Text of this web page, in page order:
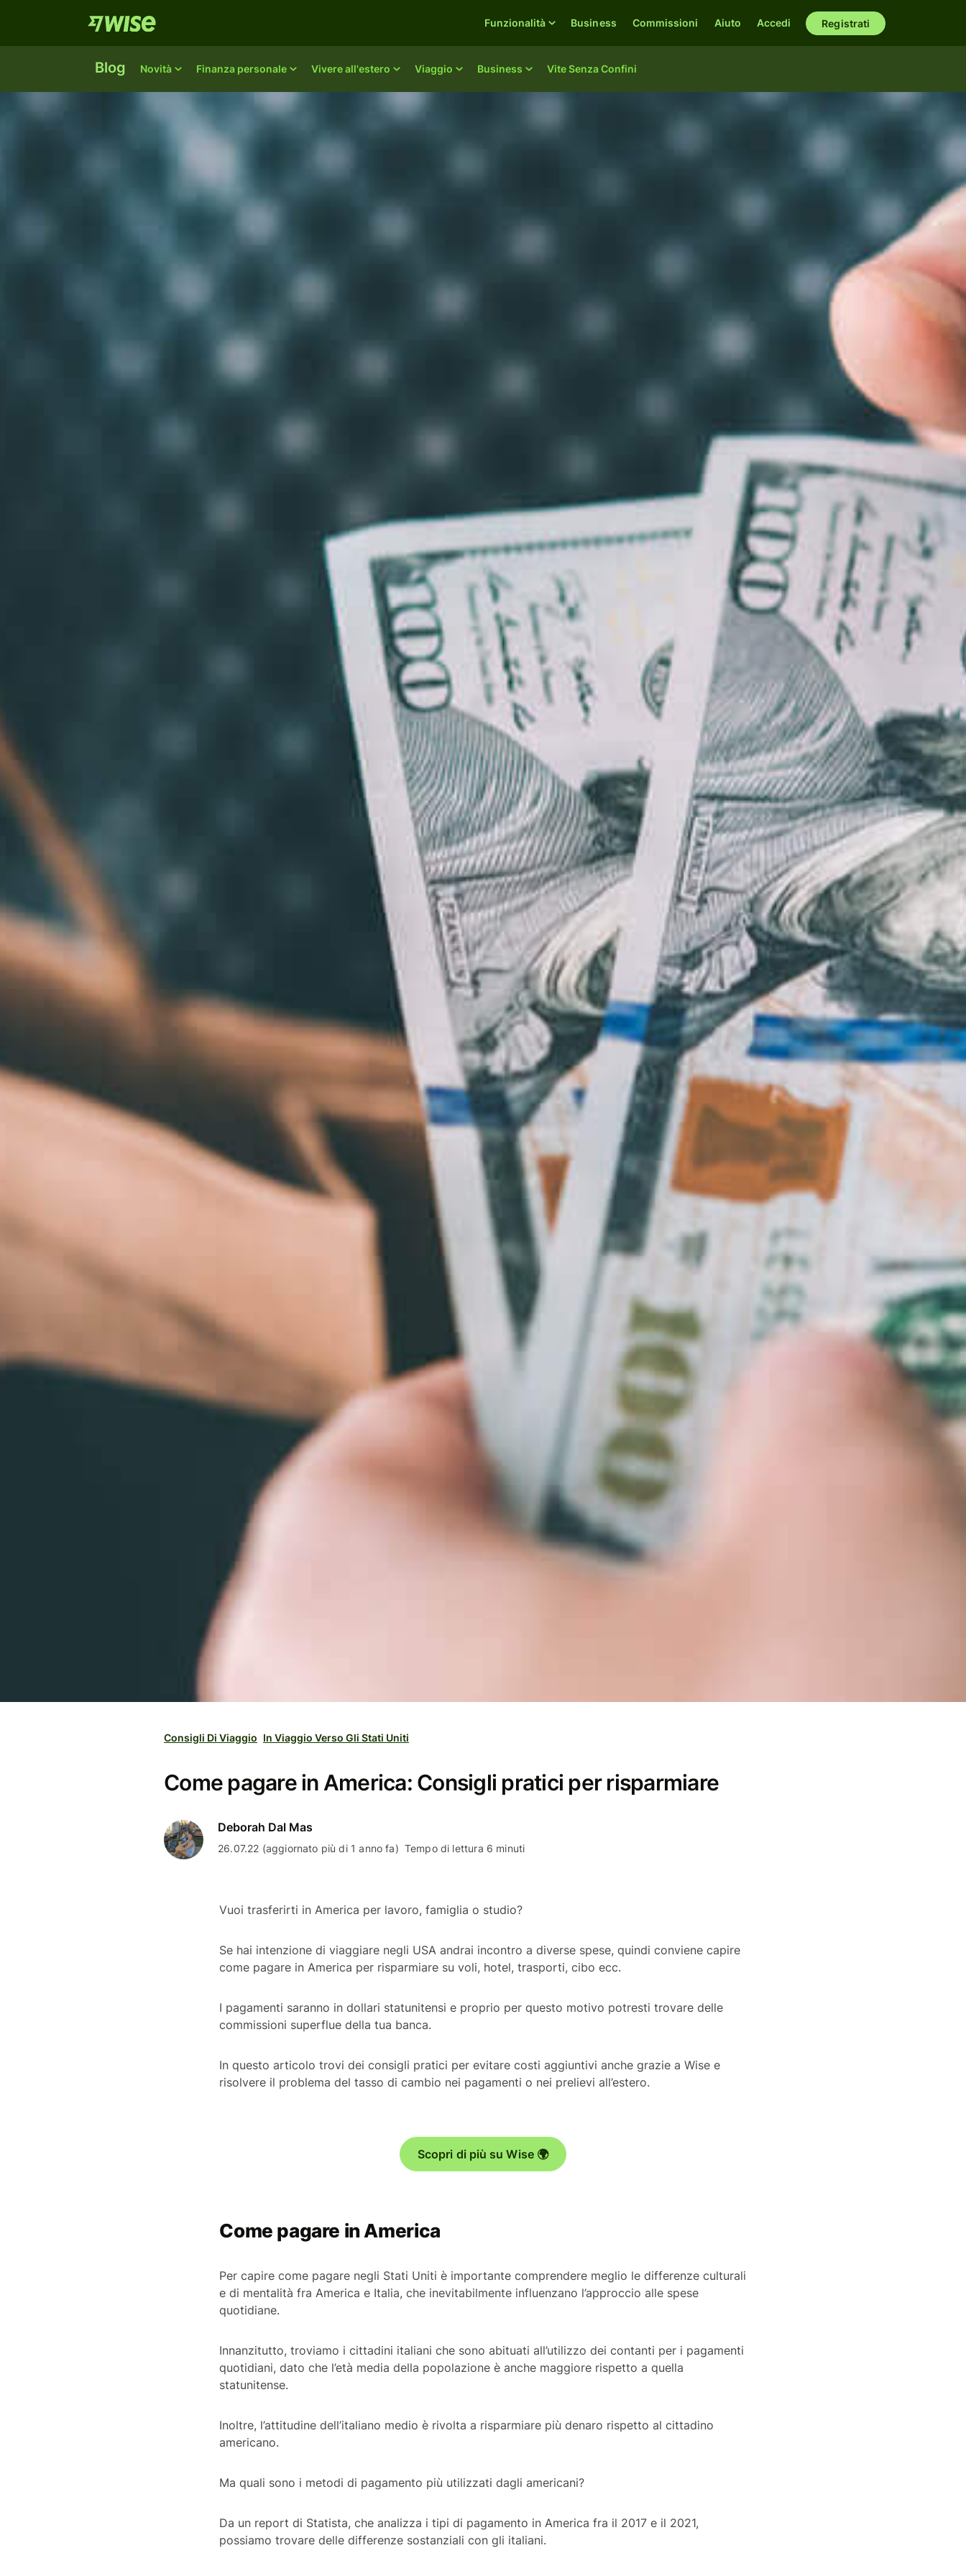
Blog Novità Finanza personale Vivere all'estero Viaggio Business Vite Senza Confini
Funzionalità Business Commissioni Aiuto Accedi Registrati
Consigli Di Viaggio In Viaggio Verso Gli Stati Uniti
Come pagare in America: Consigli pratici per risparmiare
Deborah Dal Mas
26.07.22 (aggiornato più di 1 anno fa) Tempo di lettura 6 minuti
Vuoi trasferirti in America per lavoro, famiglia o studio?
Se hai intenzione di viaggiare negli USA andrai incontro a diverse spese, quindi conviene capire
come pagare in America per risparmiare su voli, hotel, trasporti, cibo ecc.
I pagamenti saranno in dollari statunitensi e proprio per questo motivo potresti trovare delle
commissioni superflue della tua banca.
In questo articolo trovi dei consigli pratici per evitare costi aggiuntivi anche grazie a Wise e
risolvere il problema del tasso di cambio nei pagamenti o nei prelievi all’estero.
Scopri di più su Wise 🌍
Come pagare in America
Per capire come pagare negli Stati Uniti è importante comprendere meglio le differenze culturali
e di mentalità fra America e Italia, che inevitabilmente influenzano l’approccio alle spese
quotidiane.
Innanzitutto, troviamo i cittadini italiani che sono abituati all’utilizzo dei contanti per i pagamenti
quotidiani, dato che l’età media della popolazione è anche maggiore rispetto a quella
statunitense.
Inoltre, l’attitudine dell’italiano medio è rivolta a risparmiare più denaro rispetto al cittadino
americano.
Ma quali sono i metodi di pagamento più utilizzati dagli americani?
Da un report di Statista, che analizza i tipi di pagamento in America fra il 2017 e il 2021,
possiamo trovare delle differenze sostanziali con gli italiani.